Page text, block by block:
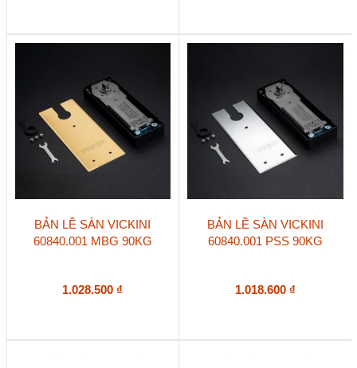
BẢN LỀ SÀN VICKINI
60840.001 MBG 90KG
1.028.500 ₫
BẢN LỀ SÀN VICKINI
60840.001 PSS 90KG
1.018.600 ₫